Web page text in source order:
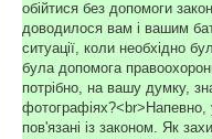
обійтися без допомоги
доводилося вам і вашим
ситуації, коли необхідно
була допомога
потрібно, на вашу думку,
фотографіях?<br>Напевно,
пов'язані із законом. Як